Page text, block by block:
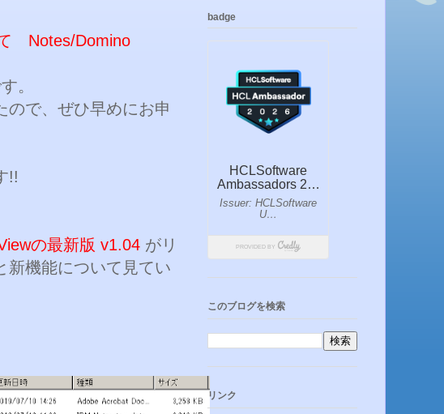
Notes/Domino
。
ので、ぜひ早めにお申
!!
の最新版 v1.04 がリ
新機能について見てい
badge
このブログを検索
リンク